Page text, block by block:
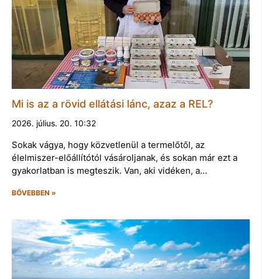
Mi is az a rövid ellátási lánc, azaz a REL?
2026. július. 20. 10:32
Sokak vágya, hogy közvetlenül a termelőtől, az
élelmiszer-előállítótól vásároljanak, és sokan már ezt a
gyakorlatban is megteszik. Van, aki vidéken, a…
BŐVEBBEN »